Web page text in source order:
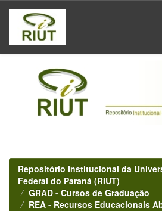
Skip
navigation
Repositório Institucional da
Federal do Paraná (RIUT)
GRAD - Cursos de Graduação
REA - Recursos Educacionais